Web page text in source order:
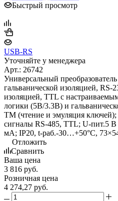
Быстрый просмотр
USB-RS
Уточняйте у менеджера
Арт.: 26742
Универсальный
гальванической изоляцией, RS-
изоляцией, TTL с
логики (5В/3.3В) и
ТМ (чтение и эмуляция ключей);
сигналы RS-485, TTL; U-пит.5
мА; IP20, t-раб.-30…+50°С,
Отложить
Сравнить
Ваша цена
3 816 руб.
Розничная цена
4 274,27 руб.